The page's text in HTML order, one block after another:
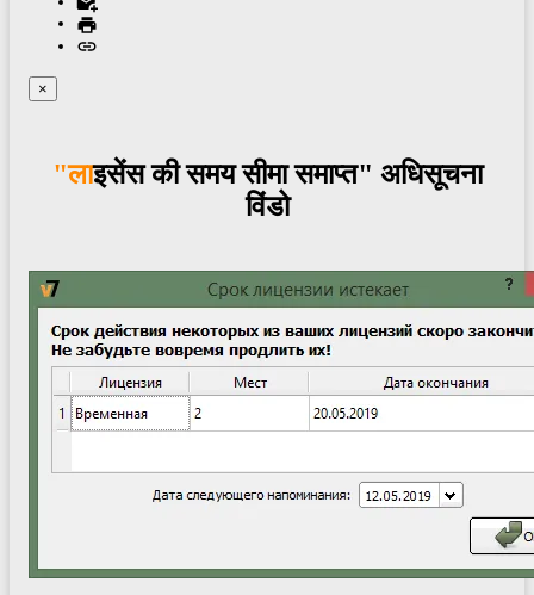
×
"लाइसेंस की समय सीमा समाप्त" अधिसूचना
विंडो